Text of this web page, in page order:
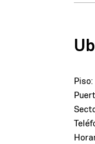
Piso: